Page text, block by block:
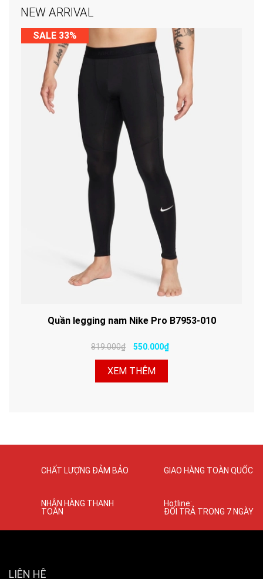
NEW ARRIVAL
SALE 33%
Quần legging nam Nike Pro B7953-010
819.000₫ 550.000₫
XEM THÊM
CHẤT LƯỢNG ĐẢM BẢO GIAO HÀNG TOÀN QUỐC
NHẬN HÀNG THANH
TOÁN
Hotline:
ĐỔI TRẢ TRONG 7 NGÀY
LIÊN HỆ